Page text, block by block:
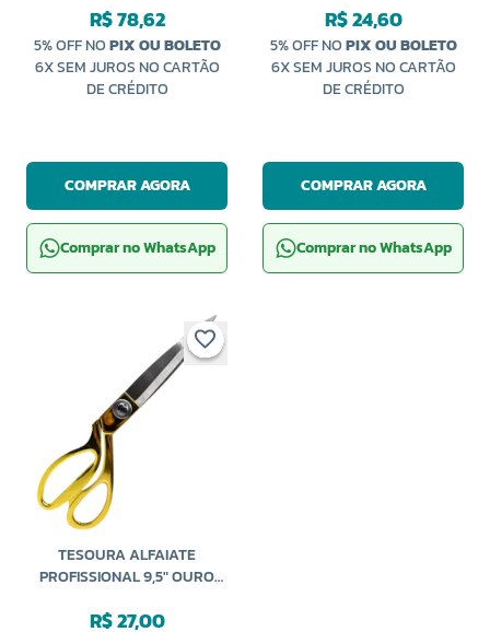
R$ 78,62
5% OFF NOPIX OU BOLETO
6X SEM JUROS NO CARTÃO
DE CRÉDITO
COMPRAR AGORA
Comprar no WhatsApp
R$ 24,60
5% OFF NOPIX OU BOLETO
6X SEM JUROS NO CARTÃO
DE CRÉDITO
COMPRAR AGORA
Comprar no WhatsApp
TESOURA ALFAIATE
PROFISSIONAL 9,5" OURO
R$ 27,00